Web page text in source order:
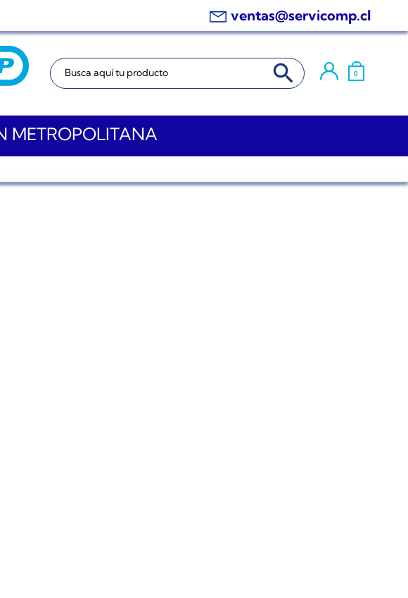
ventas@servicomp.cl
Buscar: BOTÓN DE BÚSQUEDA
0
METROPOLITANA